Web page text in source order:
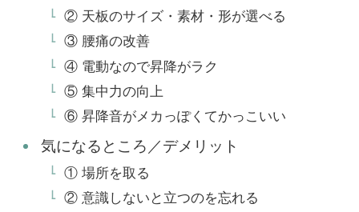
② 天板のサイズ・素材・形が選べる
③ 腰痛の改善
④ 電動なので昇降がラク
⑤ 集中力の向上
⑥ 昇降音がメカっぽくてかっこいい
気になるところ／デメリット
① 場所を取る
② 意識しないと立つのを忘れる